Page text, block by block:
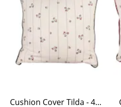
Cushion Cover Tilda - 45 x 45, White